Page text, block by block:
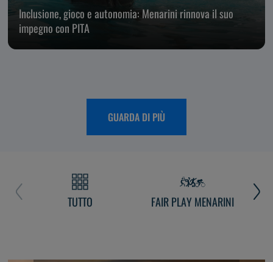
Inclusione, gioco e autonomia: Menarini rinnova il suo
impegno con PITA
GUARDA DI PIÙ
TUTTO FAIR PLAY MENARINI